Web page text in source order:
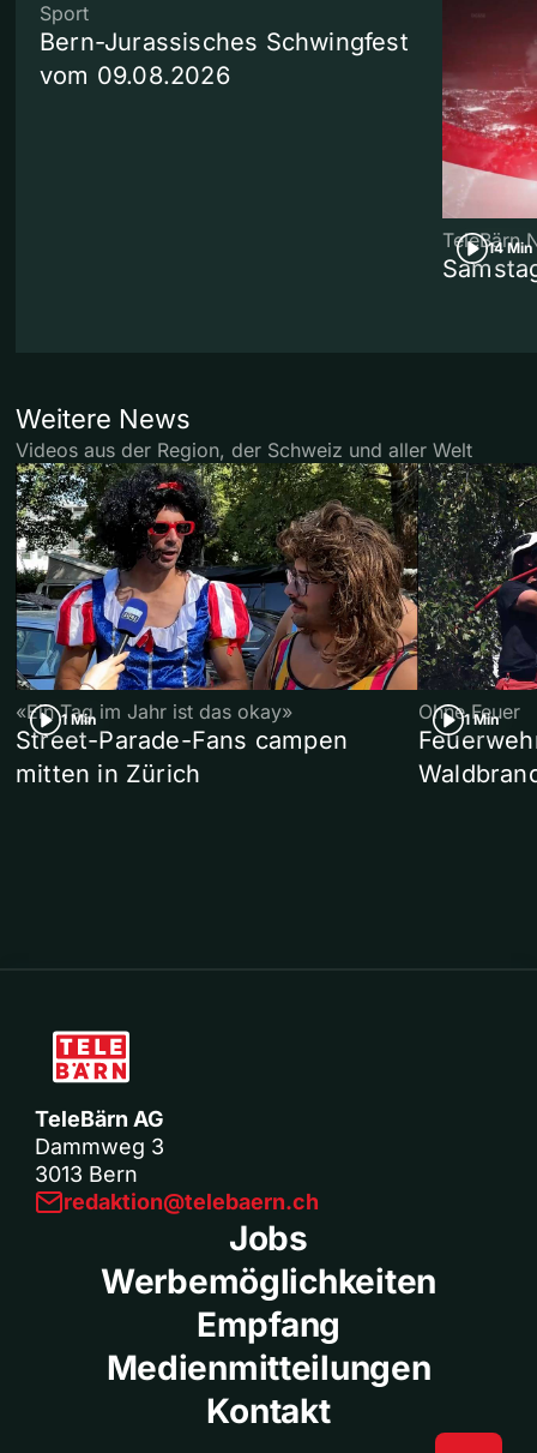
Sport
Bern-Jurassisches Schwingfest
vom 09.08.2026
14 Min
TeleBärn
Weitere News
Videos aus der Region, der Schweiz und aller Welt
1 Min
«Ein Tag im Jahr ist das okay»
Street-Parade-Fans campen
mitten in Zürich
1 Min
Ohne Feuer
TeleBärn AG
Dammweg 3
3013 Bern
redaktion@telebaern.ch
Jobs
Werbemöglichkeiten
Empfang
Medienmitteilungen
Kontakt